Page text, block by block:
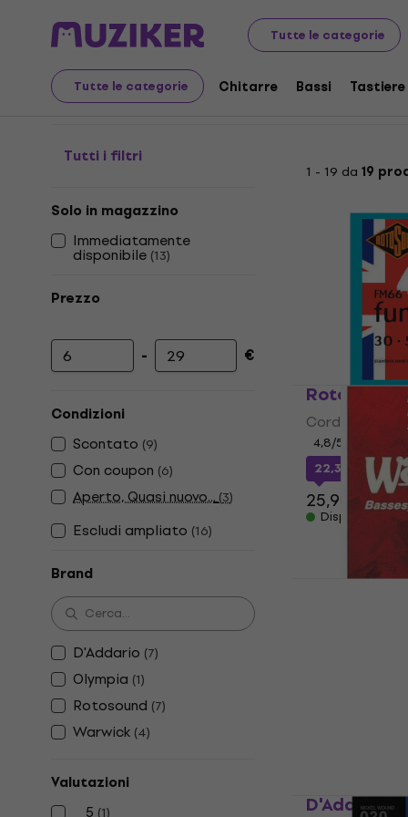
Tutte le categorie
Tutte le categorie Chitarre Bassi Tastiere
Strumenti musicali Bassi Corde per Basso Set
Set basso elettrico a
Tutti i filtri
Solo in magazzino
Immediatamente
disponibile (13)
Prezzo
Prezzo minimo
- Prezzo massimo
€
Condizioni
Scontato (9)
Con coupon (6)
Aperto, Quasi nuovo...(3)
Escludi ampliato (16)
Brand
D'Addario (7)
Olympia (1)
Rotosound (7)
Warwick (4)
Valutazioni
5
1 - 19 da 19
Rotosound
Corde Basso
4,8/5
22,30 €
con
25,90 €
Disponibile
Warwick
D'Addario